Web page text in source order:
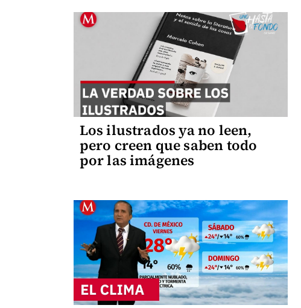
Los ilustrados ya no leen,
pero creen que saben todo
por las imágenes